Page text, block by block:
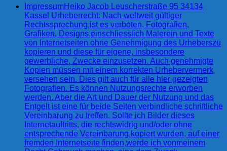
ImpressumHeiko Jacob Leuscherstraße 95 34134
Kassel Urheberrecht: Nach weltweit gültiger
Rechtssprechung ist es verboten, Fotografien,
Grafiken, Designs,einschliesslich Malerein und Texte
von Internetseiten ohne Genehmigung des Urheberszu
kopieren und diese für eigene, insbesondere
gewerbliche, Zwecke einzusetzen. Auch genehmigte
Kopien müssen mit einem korrekten Urhebervermerk
versehen sein. Dies gilt auch für alle hier gezeigten
Fotografien. Es können Nutzungsrechte erworben
werden. Aber die Art und Dauer der Nutzung und das
Entgelt ist eine für beide Seiten verbindliche schriftliche
Vereinbarung zu treffen. Sollte ich Bilder dieses
Internetauftritts, die rechtswidrig und/oder ohne
entsprechende Vereinbarung kopiert wurden, auf einer
fremden Internetseite finden,werde ich vonmeinem